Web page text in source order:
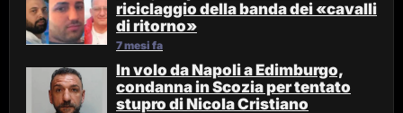
riciclaggio della banda dei «cavalli
di ritorno»
7 mesi fa
In volo da Napoli a Edimburgo,
condanna in Scozia per tentato
stupro di Nicola Cristiano